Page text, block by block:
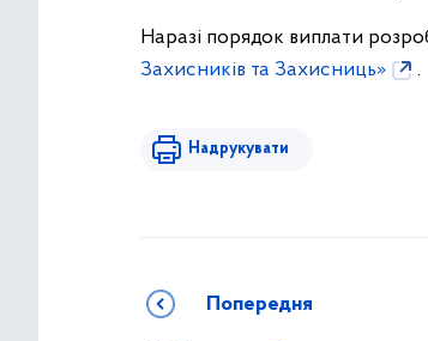
Наразі порядок виплати
Захисників та Захисниць»
.
Надрукувати
Попередня